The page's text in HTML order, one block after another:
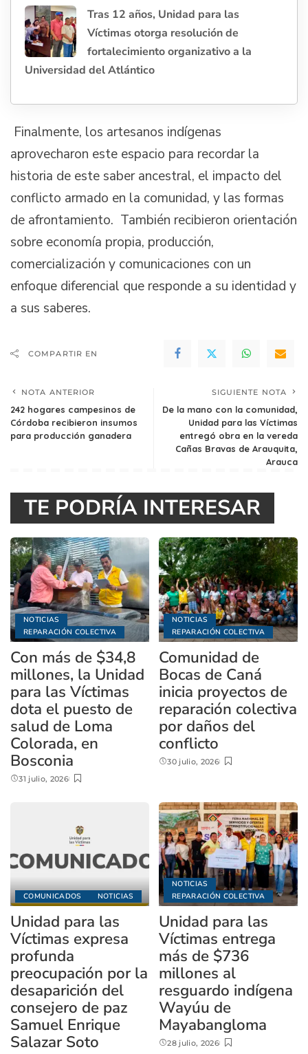
Tras 12 años, Unidad para las
Víctimas otorga resolución de
fortalecimiento organizativo a la
Universidad del Atlántico
Finalmente, los artesanos indígenas
aprovecharon este espacio para recordar la
historia de este saber ancestral, el impacto del
conflicto armado en la comunidad, y las formas
de afrontamiento. También recibieron orientación
sobre economía propia, producción,
comercialización y comunicaciones con un
enfoque diferencial que responde a su identidad y
a sus saberes.
COMPARTIR EN
NOTA ANTERIOR
242 hogares campesinos de
Córdoba recibieron insumos
para producción ganadera
SIGUIENTE NOTA
De la mano con la comunidad,
Unidad para las Víctimas
entregó obra en la vereda
Cañas Bravas de Arauquita,
Arauca
TE PODRÍA INTERESAR
NOTICIAS
REPARACIÓN COLECTIVA
Con más de $34,8
millones, la Unidad
para las Víctimas
dota el puesto de
salud de Loma
Colorada, en
Bosconia
31 julio, 2026
NOTICIAS
REPARACIÓN COLECTIVA
Comunidad de
Bocas de Caná
inicia proyectos de
reparación colectiva
por daños del
conflicto
30 julio, 2026
COMUNICADOS NOTICIAS
Unidad para las
Víctimas expresa
profunda
preocupación por la
desaparición del
consejero de paz
Samuel Enrique
Salazar Soto
NOTICIAS
REPARACIÓN COLECTIVA
Unidad para las
Víctimas entrega
más de $736
millones al
resguardo indígena
Wayúu de
Mayabangloma
28 julio, 2026